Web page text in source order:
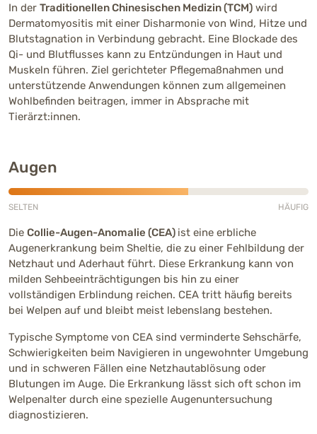
In der Traditionellen Chinesischen Medizin (TCM) wird
Dermatomyositis mit einer Disharmonie von Wind, Hitze und
Blutstagnation in Verbindung gebracht. Eine Blockade des
Qi- und Blutflusses kann zu Entzündungen in Haut und
Muskeln führen. Ziel gerichteter Pflegemaßnahmen und
unterstützende Anwendungen können zum allgemeinen
Wohlbefinden beitragen, immer in Absprache mit
Tierärzt:innen.
Augen
SELTEN HÄUFIG
Die Collie-Augen-Anomalie (CEA) ist eine erbliche
Augenerkrankung beim Sheltie, die zu einer Fehlbildung der
Netzhaut und Aderhaut führt. Diese Erkrankung kann von
milden Sehbeeinträchtigungen bis hin zu einer
vollständigen Erblindung reichen. CEA tritt häufig bereits
bei Welpen auf und bleibt meist lebenslang bestehen.
Typische Symptome von CEA sind verminderte Sehschärfe,
Schwierigkeiten beim Navigieren in ungewohnter Umgebung
und in schweren Fällen eine Netzhautablösung oder
Blutungen im Auge. Die Erkrankung lässt sich oft schon im
Welpenalter durch eine spezielle Augenuntersuchung
diagnostizieren.